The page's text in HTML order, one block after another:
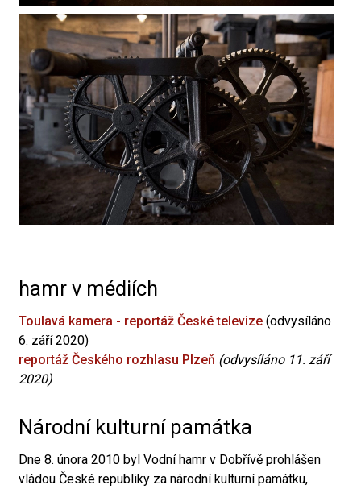
hamr v médiích
Toulavá kamera - reportáž České televize (odvysíláno
6. září 2020)
reportáž Českého rozhlasu Plzeň (odvysíláno 11. září
2020)
Národní kulturní památka
Dne 8. února 2010 byl Vodní hamr v Dobřívě prohlášen
vládou České republiky za národní kulturní památku,